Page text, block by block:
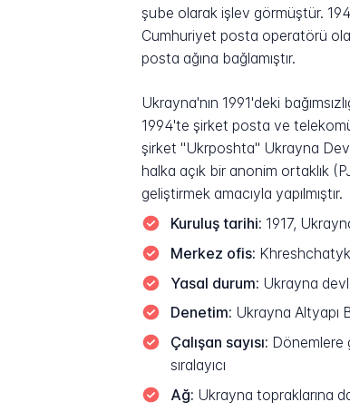
şube olarak işlev görmüştür.
Cumhuriyet posta operatörü
posta ağına bağlamıştır.
Ukrayna'nın 1991'deki
1994'te şirket posta ve
şirket "Ukrposhta" Ukrayna
halka açık bir anonim ortaklık
geliştirmek amacıyla yapılmıştır.
Kuruluş tarihi: 1917,
Merkez ofis:
Yasal durum: Ukrayna
Denetim: Ukrayna Altyapı
Çalışan sayısı: Dönemlere
sıralayıcı
Ağ: Ukrayna topraklarına